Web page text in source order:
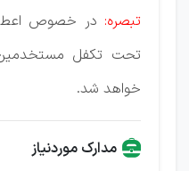
تبصره: در خصوص
تحت تکفل
خواهد شد.
مدارک موردنیاز